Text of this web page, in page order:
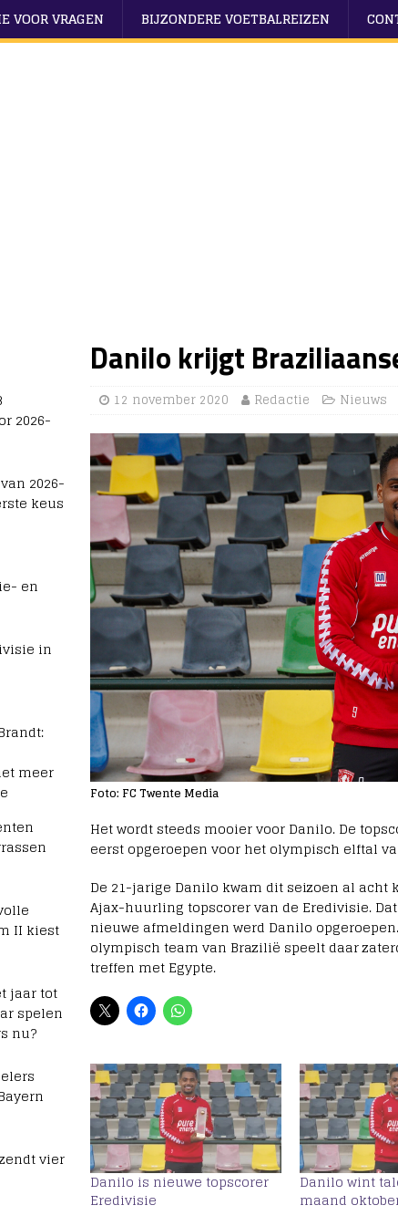
VOOR VRAGEN BIJZONDERE VOETBALREIZEN
Danilo krijgt
12 november 2020 Redactie Nieuws
Foto: FC Twente Media
Het wordt steeds mooier voor Danilo. De
eerst opgeroepen voor het olympisch elftal
De 21-jarige Danilo kwam dit seizoen al acht
Ajax-huurling topscorer van de Eredivisie.
nieuwe afmeldingen werd Danilo
olympisch team van Brazilië speelt daar
treffen met Egypte.
Danilo is nieuwe topscorer
Eredivisie
Danilo wint
maand
2026-
2026-
keus
en
in
meer
II kiest
jaar tot
spelen
nu?
vier